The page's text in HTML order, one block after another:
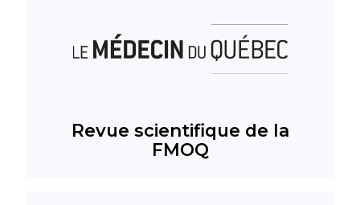
Revue scientifique de la
FMOQ